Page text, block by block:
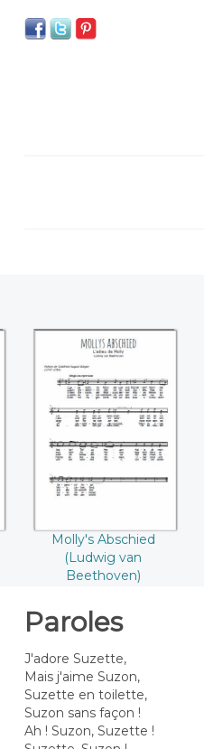
Molly's Abschied
(Ludwig van
Beethoven)
Molly's Abschied
(Ludwig van
Beethoven)
Paroles
J'adore Suzette,
Mais j'aime Suzon,
Suzette en toilette,
Suzon sans façon !
Ah ! Suzon, Suzette !